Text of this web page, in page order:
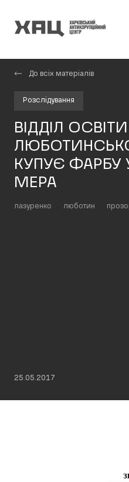
До всіх матеріалів
Розслідування
ВІДДІЛ ОСВІТИ
КУПУЄ ФАРБУ
МЕРА
лазуренко люботин
25.05.2017